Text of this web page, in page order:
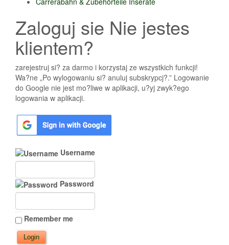
Zaloguj sie Nie jestes
klientem?
zarejestruj si? za darmo i korzystaj ze wszystkich funkcji!
Wa?ne „Po wylogowaniu si? anuluj subskrypcj?.” Logowanie
do Google nie jest mo?liwe w aplikacji, u?yj zwyk?ego
logowania w aplikacji.
Username
Password
Remember me